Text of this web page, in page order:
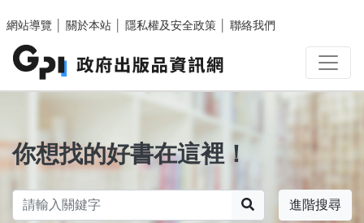
網站導覽
關於本站 隱私權及安全政策 聯絡我們
你想找的好書在這裡！
進階搜尋